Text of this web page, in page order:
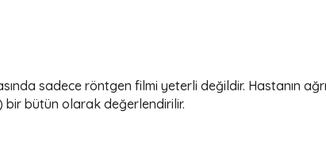
sadece röntgen filmi yeterli değildir. Hastanın
bir bütün olarak değerlendirilir.